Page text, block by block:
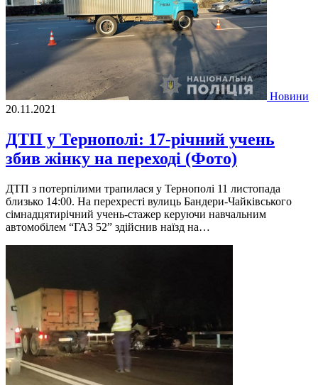
Новини
20.11.2021
ДТП у Тернополі: 17-річний учень
збив жінку на переході (Фото)
ДТП з потерпілими трапилася у Тернополі 11 листопада
близько 14:00. На перехресті вулиць Бандери-Чайківського
сімнадцятирічний учень-стажер керуючи навчальним
автомобілем “ГАЗ 52” здійснив наїзд на…